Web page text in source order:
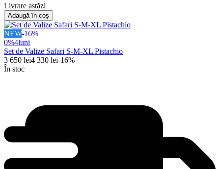
Livrare astăzi
Adaugă în coș
NEW-16%
0%4luni
Set de Valize Safari S-M-XL Pistachio
3 650 lei4 330 lei-16%
În stoc